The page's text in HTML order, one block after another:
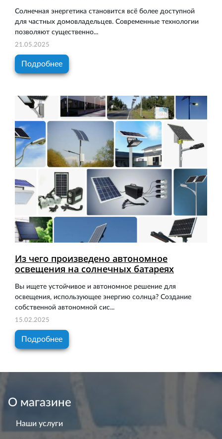
Солнечная энергетика становится всё более доступной
для частных домовладельцев. Современные технологии
позволяют существенно...
21.05.2025
Подробнее
Из чего произведено автономное
освещения на солнечных батареях
Вы ищете устойчивое и автономное решение для
освещения, использующее энергию солнца? Создание
собственной автономной сис...
15.02.2025
Подробнее
О магазине
Наши услуги